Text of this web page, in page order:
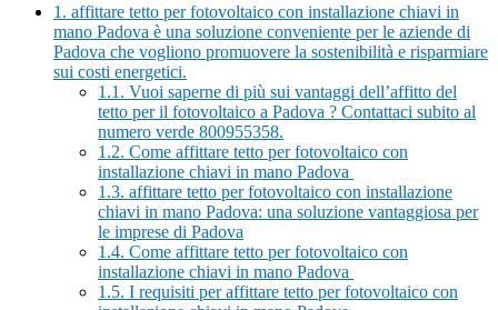
1. affittare tetto per fotovoltaico con installazione chiavi in
mano Padova è una soluzione conveniente per le aziende di
Padova che vogliono promuovere la sostenibilità e risparmiare
sui costi energetici.
1.1. Vuoi saperne di più sui vantaggi dell’affitto del
tetto per il fotovoltaico a Padova ? Contattaci subito al
numero verde 800955358.
1.2. Come affittare tetto per fotovoltaico con
installazione chiavi in mano Padova
1.3. affittare tetto per fotovoltaico con installazione
chiavi in mano Padova: una soluzione vantaggiosa per
le imprese di Padova
1.4. Come affittare tetto per fotovoltaico con
installazione chiavi in mano Padova
1.5. I requisiti per affittare tetto per fotovoltaico con